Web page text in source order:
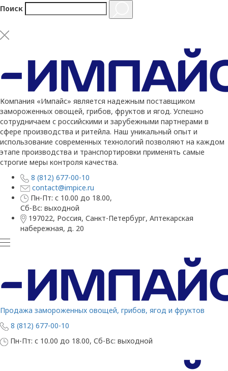
Поиск
Компания «Импайс» является надежным поставщиком
замороженных овощей, грибов, фруктов и ягод. Успешно
сотрудничаем с российскими и зарубежными партнерами в
сфере производства и ритейла. Наш уникальный опыт и
использование современных технологий позволяют на каждом
этапе производства и транспортировки применять самые
строгие меры контроля качества.
8 (812) 677-00-10
contact@impice.ru
Пн-Пт: с 10.00 до 18.00,
Сб-Вс: выходной
197022, Россия, Санкт-Петербург, Аптекарская
набережная, д. 20
Продажа замороженных овощей, грибов, ягод и фруктов
8 (812) 677-00-10
Пн-Пт: с 10.00 до 18.00, Сб-Вс: выходной